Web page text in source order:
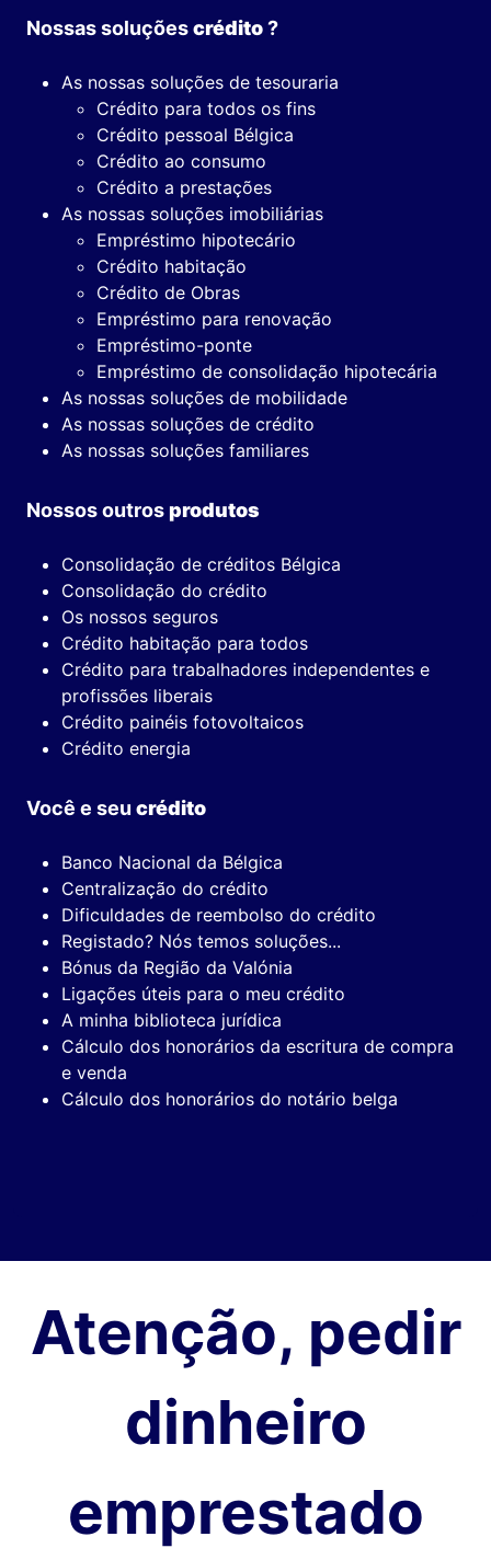
Nossas soluçõescrédito?
As nossas soluções de tesouraria
Crédito para todos os fins
Crédito pessoal Bélgica
Crédito ao consumo
Crédito a prestações
As nossas soluções imobiliárias
Empréstimo hipotecário
Crédito habitação
Crédito de Obras
Empréstimo para renovação
Empréstimo-ponte
Empréstimo de consolidação hipotecária
As nossas soluções de mobilidade
As nossas soluções de crédito
As nossas soluções familiares
Nossos outrosprodutos
Consolidação de créditos Bélgica
Consolidação do crédito
Os nossos seguros
Crédito habitação para todos
Crédito para trabalhadores independentes e
profissões liberais
Crédito painéis fotovoltaicos
Crédito energia
Você e seu crédito
Banco Nacional da Bélgica
Centralização do crédito
Dificuldades de reembolso do crédito
Registado? Nós temos soluções...
Bónus da Região da Valónia
Ligações úteis para o meu crédito
A minha biblioteca jurídica
Cálculo dos honorários da escritura de compra
e venda
Cálculo dos honorários do notário belga
Atenção, pedir
dinheiro
emprestado